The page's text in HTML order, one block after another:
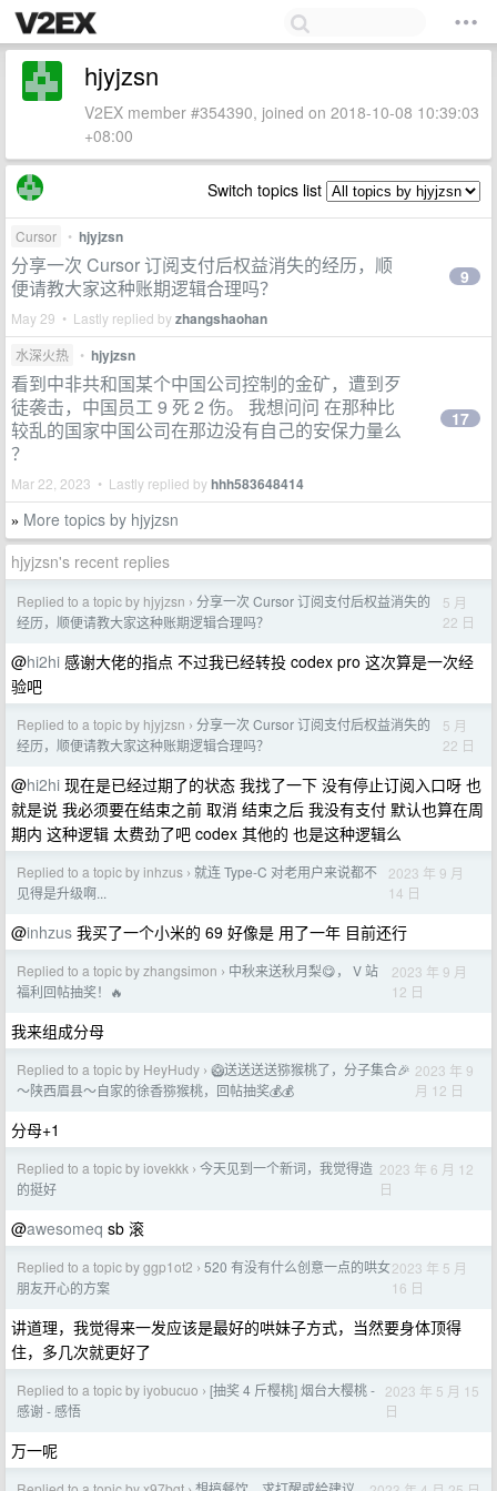
hjyjzsn
V2EX member #354390, joined on 2018-10-08 10:39:03
+08:00
Switch topics list
Cursor • hjyjzsn
分享一次 Cursor 订阅支付后权益消失的经历，顺
便请教大家这种账期逻辑合理吗？
May 29 • Lastly replied byzhangshaohan
9
水深火热 • hjyjzsn
看到中非共和国某个中国公司控制的金矿，遭到歹
徒袭击，中国员工 9 死 2 伤。 我想问问 在那种比
较乱的国家中国公司在那边没有自己的安保力量么
？
Mar 22, 2023 • Lastly replied byhhh583648414
17
» More topics by hjyjzsn
hjyjzsn's recent replies
Replied to a topic by hjyjzsn › 分享一次 Cursor 订阅支付后权益消失的
经历，顺便请教大家这种账期逻辑合理吗？
5 月
22 日
@hi2hi 感谢大佬的指点 不过我已经转投 codex pro 这次算是一次经
验吧
Replied to a topic by hjyjzsn › 分享一次 Cursor 订阅支付后权益消失的
经历，顺便请教大家这种账期逻辑合理吗？
5 月
22 日
@hi2hi 现在是已经过期了的状态 我找了一下 没有停止订阅入口呀 也
就是说 我必须要在结束之前 取消 结束之后 我没有支付 默认也算在周
期内 这种逻辑 太费劲了吧 codex 其他的 也是这种逻辑么
Replied to a topic by inhzus › 就连 Type-C 对老用户来说都不
见得是升级啊...
2023 年 9 月
14 日
@inhzus 我买了一个小米的 69 好像是 用了一年 目前还行
Replied to a topic by zhangsimon › 中秋来送秋月梨😋， V 站
福利回帖抽奖！🔥
2023 年 9 月
12 日
我来组成分母
Replied to a topic by HeyHudy › 🥝送送送送猕猴桃了，分子集合🎉
～陕西眉县～自家的徐香猕猴桃，回帖抽奖💰💰
2023 年 9
月 12 日
分母+1
Replied to a topic by iovekkk › 今天见到一个新词，我觉得造
的挺好
2023 年 6 月 12
日
@awesomeq sb 滚
Replied to a topic by ggp1ot2 › 520 有没有什么创意一点的哄女
朋友开心的方案
2023 年 5 月
16 日
讲道理，我觉得来一发应该是最好的哄妹子方式，当然要身体顶得
住，多几次就更好了
Replied to a topic by iyobucuo › [抽奖 4 斤樱桃] 烟台大樱桃 -
感谢 - 感悟
2023 年 5 月 15
日
万一呢